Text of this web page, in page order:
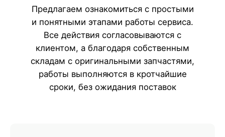
Предлагаем ознакомиться с простыми
и понятными этапами работы сервиса.
Все действия согласовываются с
клиентом, а благодаря собственным
складам с оригинальными запчастями,
работы выполняются в кротчайшие
сроки, без ожидания поставок